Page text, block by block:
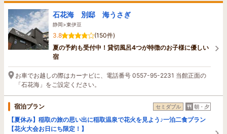
石花海 別邸 海うさぎ
静岡>東伊豆
3.8
(150件)
夏の予約も受付中！貸切風呂4つが特徴のお子様に優しい
宿
お車でお越しの際はカーナビに、電話番号 0557-95-2231 当館正面の
「石花海」をご設定ください。
宿泊プラン セミダブル 朝・夕
【夏休み】稲取の旅の思い出に稲取温泉で花火を見よう♪一泊二食プラン
【花火大会お日にち限定！】